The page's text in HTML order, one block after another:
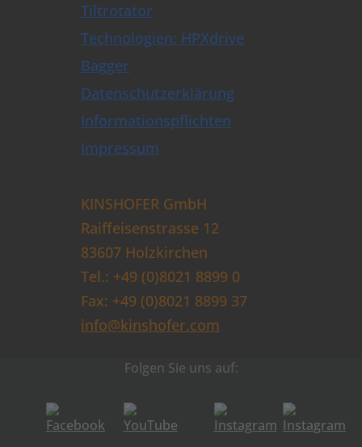
Tiltrotator
Technologien: HPXdrive
Bagger
Datenschutzerklärung
Informationspflichten
Impressum
KINSHOFER GmbH
Raiffeisenstrasse 12
83607 Holzkirchen
Tel.: +49 (0)8021 8899 0
Fax: +49 (0)8021 8899 37
info@kinshofer.com
Folgen Sie uns auf: